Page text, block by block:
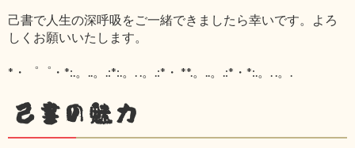
己書で人生の深呼吸をご一緒できましたら幸いです。よろ
しくお願いいたします。
*・゜゜・*:.。..。.:*:.。. .。.:*・ **.。..。.:*・*:.。. .。.
己書の魅力